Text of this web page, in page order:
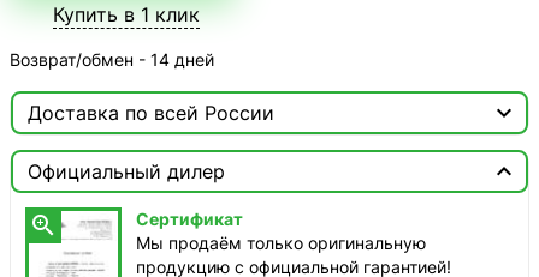
Купить в 1 клик
Возврат/обмен - 14 дней
Доставка по всей России 
 Москва
ТопРадар — Курьер
сегодня, от 350 ₽
ТопРадар — Самовывоз
Официальный дилер


Сертификат
Мы продаём только оригинальную
продукцию с официальной гарантией!